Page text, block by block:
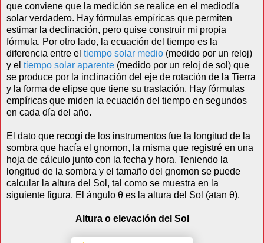
que conviene que la medición se realice en el mediodía
solar verdadero. Hay fórmulas empíricas que permiten
estimar la declinación, pero quise construir mi propia
fórmula. Por otro lado, la ecuación del tiempo es la
diferencia entre el tiempo solar medio (medido por un reloj)
y el tiempo solar aparente (medido por un reloj de sol) que
se produce por la inclinación del eje de rotación de la Tierra
y la forma de elipse que tiene su traslación. Hay fórmulas
empíricas que miden la ecuación del tiempo en segundos
en cada día del año.
El dato que recogí de los instrumentos fue la longitud de la
sombra que hacía el gnomon, la misma que registré en una
hoja de cálculo junto con la fecha y hora. Teniendo la
longitud de la sombra y el tamaño del gnomon se puede
calcular la altura del Sol, tal como se muestra en la
siguiente figura. El ángulo θ es la altura del Sol (atan θ).
Altura o elevación del Sol